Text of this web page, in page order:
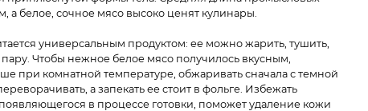
а белое, сочное мясо высоко ценят кулинары.
универсальным продуктом: ее можно жарить, тушить,
пару. Чтобы нежное белое мясо получилось вкусным,
при комнатной температуре, обжаривать сначала с темной
а запекать ее стоит в фольге. Избежать
в процессе готовки, поможет удаление кожи